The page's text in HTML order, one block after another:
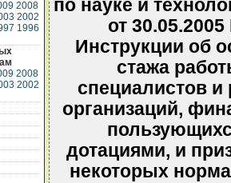
2008
2002
1996
2008
2002
по науке и
от
Инструкции об
стажа
специалистов
организаций,
дотациями, и
некоторых